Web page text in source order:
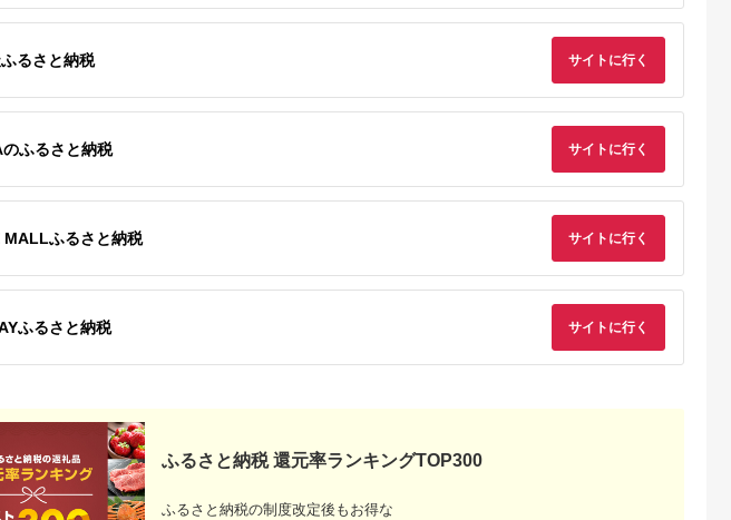
ス
F2.8 DG DN |
ス
ス
税
【ふるさと納税】タム
ロン ミラーレス一眼
【ふるさと納税】タ
ロン ミラーレス一眼
【11100-0158】
カ
那市返礼品の全て
るさと納税 サイトに行く
ふるさと納税 サイトに行く
MALLふるさと納税 サイトに行く
ふるさと納税 サイトに行く
ふるさと納税 還元率ランキングTOP300
ふるさと納税の制度改定後もお得な